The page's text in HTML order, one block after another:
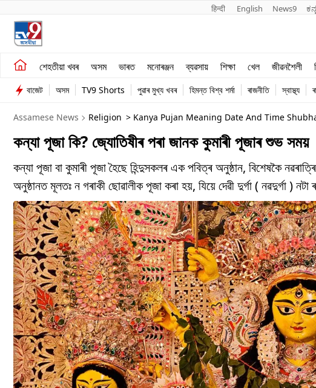
हिन्दी English News9
শেহতীয়া খবৰ অসম ভাৰত মনোৰঞ্জন ব্যৱসায় শিক্ষা খেল জীৱনশৈলী
শেহতীয়া খবৰ
অসম
ভাৰত
ব্যৱসায়
বাজেট অসম TV9 Shorts পুৱাৰ মুখ্য খবৰ হিমন্ত বিশ্ব শৰ্মা ৰাজনীতি স্বাস্থ্য
Assamese News Religion > Kanya Pujan Meaning Date And Time
কন্যা পূজা কি? জ্যোতিষীৰ পৰা জানক কুমাৰী পূজাৰ শুভ সময়
কন্যা পূজা বা কুমাৰী পূজা হৈছে হিন্দুসকলৰ এক পবিত্ৰ অনুষ্ঠান, বিশেষকৈ
অনুষ্ঠানত মূলতঃ ন গৰাকী ছোৱালীক পূজা কৰা হয়, যিয়ে দেৱী দুৰ্গা ( নৱদুৰ্গা )